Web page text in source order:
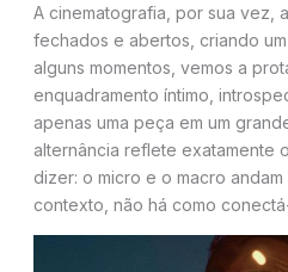
A cinematografia, por sua vez,
fechados e abertos, criando
alguns momentos, vemos a
enquadramento íntimo,
apenas uma peça em um
alternância reflete exatamente
dizer: o micro e o macro
contexto, não há como